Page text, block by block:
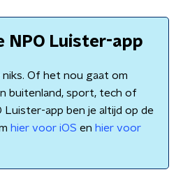
NPO Luister-app
niks. Of het nou gaat om
buitenland, sport, tech of
Luister-app ben je altijd op de
hier voor iOS en hier voor